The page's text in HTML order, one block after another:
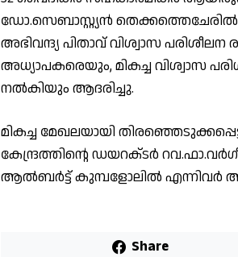
ഡോ.സെബാസ്റ്റ്യൻ
അഭിവന്ദ്യ പിതാവ് വിശ്വാസ
അധ്യാപകരെയും, മികച്ച വിശ്വാസ
നൽകിയും ആദരിച്ചു.
മികച്ച മേഖലയായി
കേന്ദ്രത്തിൻ്റെ ഡയറക്‌ടർ
ആൽബർട്ട് കുമ്പളോലിൽ എന്നിവർ
Share